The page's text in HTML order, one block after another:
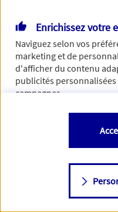
Si besoin, vous
>
Enrichissez votre
Naviguez selon vos
marketing et de
d'afficher du contenu
publicités
campagnes.
Vous êtes libre de les
changer d'avis à tout
Consulter notre